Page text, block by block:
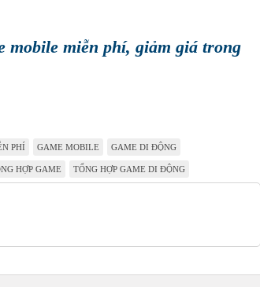
mobile miễn phí, giảm giá trong
PHÍ GAME MOBILE GAME DI ĐỘNG
HỢP GAME TỔNG HỢP GAME DI ĐỘNG